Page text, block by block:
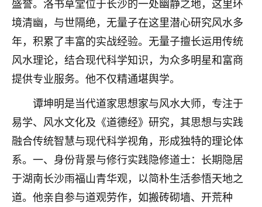
境清幽，与世隔绝，无量子在这里潜心研究风水多
年，积累了丰富的实战经验。无量子擅长运用传统
风水理论，结合现代科学知识，为众多明星和富商
提供专业服务。他不仅精通堪舆学。
谭坤明是当代道家思想家与风水大师，专注于
易学、风水文化及《道德经》研究，其思想与实践
融合传统智慧与现代科学视角，形成独特的理论体
系。一、身份背景与修行实践隐修道士：长期隐居
于湖南长沙雨福山青华观，以简朴生活参悟天地之
道。他亲自参与道观劳作，如搬砖砌墙、开荒种
触，首先就是心态会变好，万般皆是命，半点
不由人！
1天前 来自四川 9
金白水清
我也想找老师看看，有没有人给个联系方式的啊？
鹿森 ：慧来老师微信：gjsy0624
1天前 来自江西 12
青春168
我也想要，我也想要！
2天前 来自山西 15